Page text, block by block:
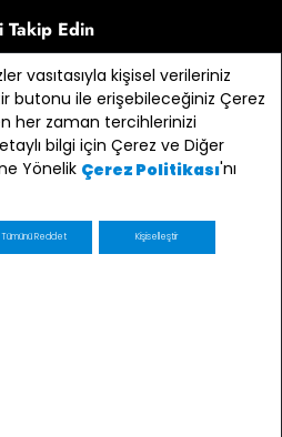
Takip Edin
vasıtasıyla kişisel verileriniz
butonu ile erişebileceğiniz Çerez
her zaman tercihlerinizi
bilgi için Çerez ve Diğer
Yönelik Çerez Politikası'nı
Tümünü Reddet Kişiselleştir